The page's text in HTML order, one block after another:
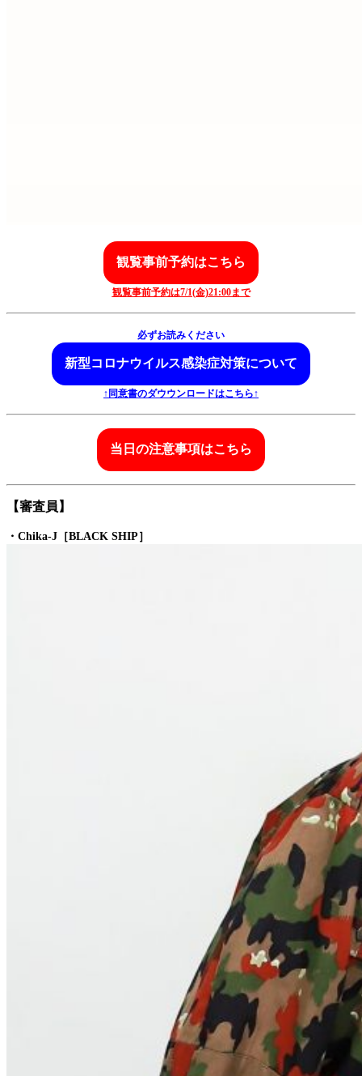
観覧事前予約はこちら
観覧事前予約は7/1(金)21:00まで
必ずお読みください
新型コロナウイルス感染症対策について
↑同意書のダウウンロードはこちら↑
当日の注意事項はこちら
【審査員】
・Chika-J［BLACK SHIP］